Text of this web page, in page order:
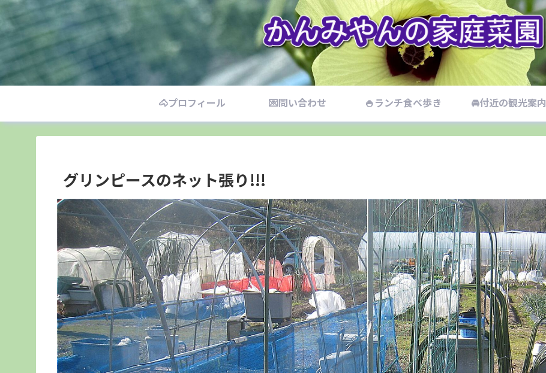
🐴プロフィール 💌問い合わせ 🍚ランチ食べ歩き 🚘付近の観光案内
グリンピースのネット張り!!!